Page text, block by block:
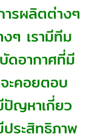
ารผลิตต่างๆ
ๆ เรามีทีม
ดอากาศที่มี
ะคอยตอบ
ญหาเกี่ยว
ระสิทธิภาพ